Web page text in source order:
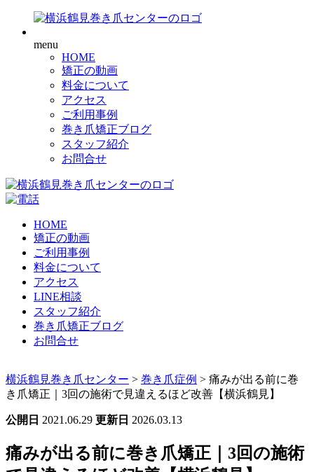
menu
HOME
矯正の動画
料金について
アクセス
ご利用事例
巻き爪矯正ブログ
スタッフ紹介
お問合せ
HOME
矯正の動画
ご利用事例
料金について
アクセス
LINE相談
スタッフ紹介
巻き爪矯正ブログ
お問合せ
横浜鶴見巻き爪センター > 巻き爪症例 > 痛みが出る前に巻
き爪矯正｜3回の施術で見違えるほど改善【横浜鶴見】
公開日 2021.06.29 更新日 2026.03.13
痛みが出る前に巻き爪矯正｜3回の施術